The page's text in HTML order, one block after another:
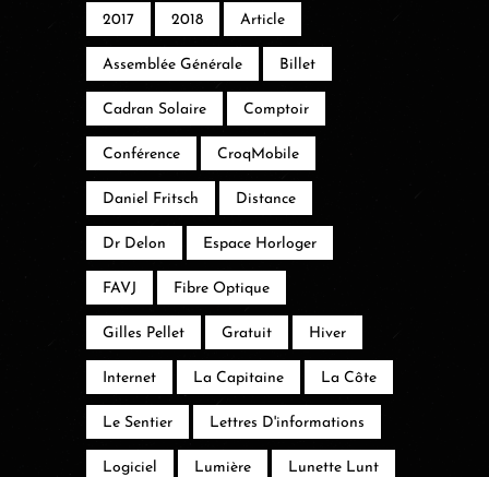
2017 2018 Article
Assemblée Générale Billet
Cadran Solaire Comptoir
Conférence CroqMobile
Daniel Fritsch Distance
Dr Delon Espace Horloger
FAVJ Fibre Optique
Gilles Pellet Gratuit Hiver
Internet La Capitaine La Côte
Le Sentier Lettres D'informations
Logiciel Lumière Lunette Lunt